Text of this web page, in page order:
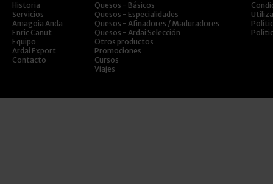
Historia
Servicios
Amagoia Anda
Enric Canut
Equipo
Ardai Export
Contacto
Quesos - Básicos
Quesos - Especialidades
Quesos - Afinadores / Maduradores
Quesos - Ardai Selección
Otros productos
Promociones
Cursos
Viajes